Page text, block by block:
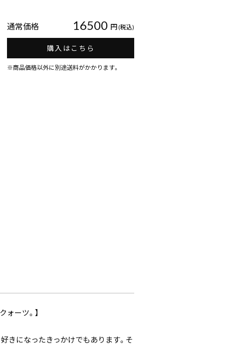
通常価格 16500 円(税込)
購入はこちら
※商品価格以外に別途送料がかかります。
ーツ。】
きになったきっかけでもあります。そ